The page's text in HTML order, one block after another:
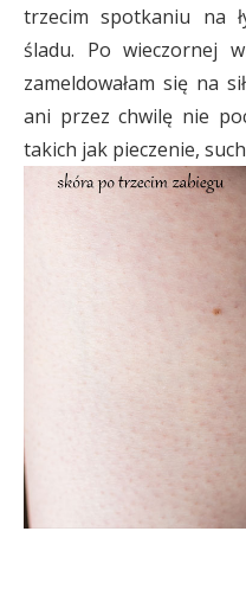
trzecim spotkaniu na
śladu. Po wieczornej
zameldowałam się na
ani przez chwilę nie
takich jak pieczenie,